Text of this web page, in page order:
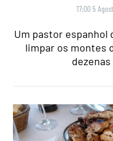
17:00 5
Um pastor espanhol
limpar os montes